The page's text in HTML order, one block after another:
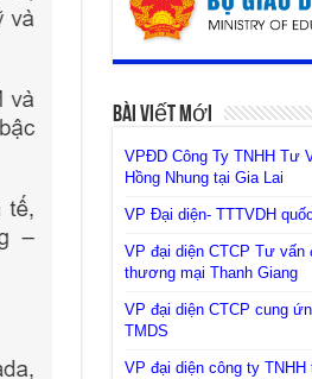
Bài Viết Mới
VPĐD Công Ty TNHH Tư
Hồng Nhung tại Gia Lai
VP Đại diện- TTTVDH
VP đại diện CTCP Tư
thương mại Thanh Giang
VP đại diện CTCP cung
TMDS
VP đại diện công ty